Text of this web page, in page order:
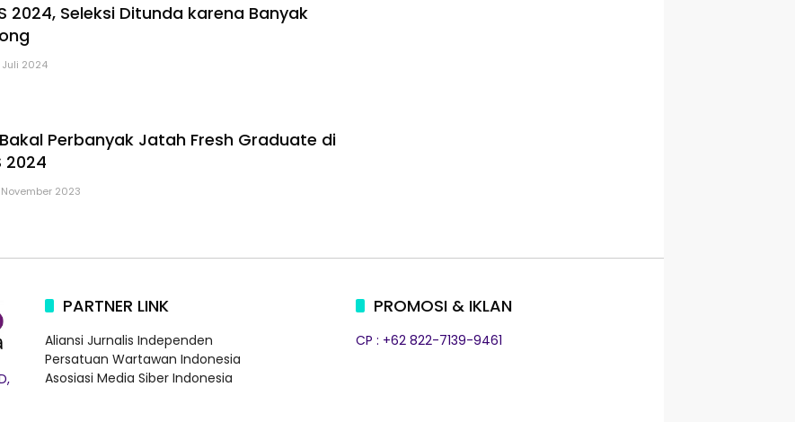
2024, Seleksi Ditunda karena Banyak
2024
Bakal Perbanyak Jatah Fresh Graduate di
2024
2023
PARTNER LINK
Aliansi Jurnalis Independen
Persatuan Wartawan Indonesia
Asosiasi Media Siber Indonesia
PROMOSI & IKLAN
CP : +62 822-7139-9461